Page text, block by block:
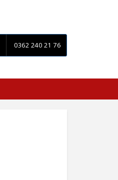
0362 240 21 76